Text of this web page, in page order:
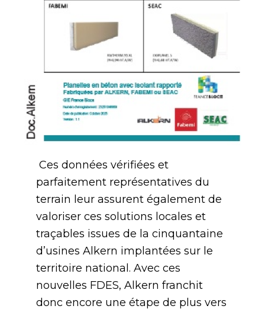
Ces données vérifiées et
parfaitement représentatives du
terrain leur assurent également de
valoriser ces solutions locales et
traçables issues de la cinquantaine
d’usines Alkern implantées sur le
territoire national. Avec ces
nouvelles FDES, Alkern franchit
donc encore une étape de plus vers